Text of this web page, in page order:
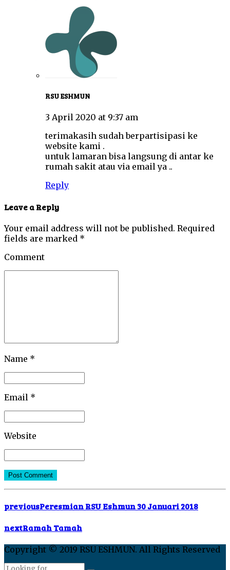
RSU ESHMUN
3 April 2020 at 9:37 am
terimakasih sudah berpartisipasi ke
website kami .
untuk lamaran bisa langsung di antar ke
rumah sakit atau via email ya ..
Reply
Leave a Reply
Your email address will not be published. Required
fields are marked *
Comment
Name *
Email *
Website
Post Comment
previousPeresmian RSU Eshmun 30 Januari 2018
nextRamah Tamah
Copyright © 2019 RSU ESHMUN. All Rights Reserved